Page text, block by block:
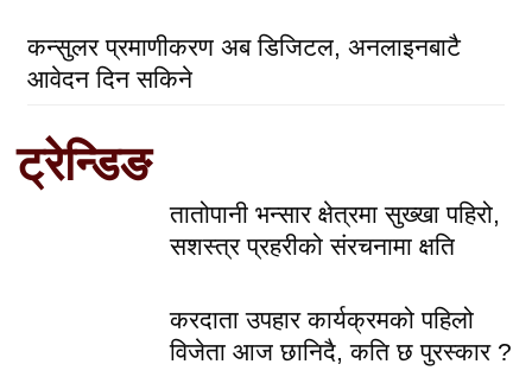
कन्सुलर प्रमाणीकरण अब डिजिटल, अनलाइनबाटै
आवेदन दिन सकिने
ट्रेन्डिङ
तातोपानी भन्सार क्षेत्रमा सुख्खा पहिरो,
सशस्त्र प्रहरीको संरचनामा क्षति
करदाता उपहार कार्यक्रमको पहिलो
विजेता आज छानिदै, कति छ पुरस्कार ?